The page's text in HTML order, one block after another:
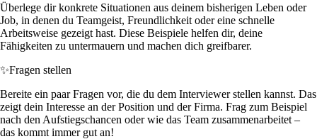
Überlege dir konkrete Situationen aus deinem bisherigen Leben oder
Job, in denen du Teamgeist, Freundlichkeit oder eine schnelle
Arbeitsweise gezeigt hast. Diese Beispiele helfen dir, deine
Fähigkeiten zu untermauern und machen dich greifbarer.
✨Fragen stellen
Bereite ein paar Fragen vor, die du dem Interviewer stellen kannst. Das
zeigt dein Interesse an der Position und der Firma. Frag zum Beispiel
nach den Aufstiegschancen oder wie das Team zusammenarbeitet –
das kommt immer gut an!